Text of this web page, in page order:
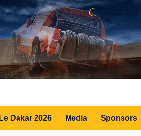
Le Dakar 2026 Media Sponsors